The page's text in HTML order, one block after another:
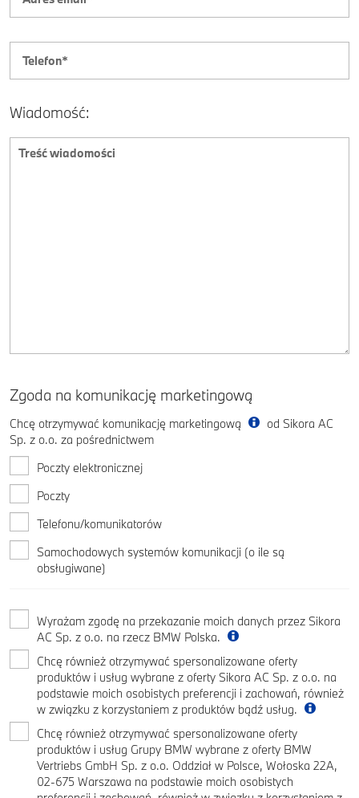
Wiadomość:
Zgoda na komunikację marketingową
Chcę otrzymywać komunikację marketingową
od Sikora AC
Sp. z o.o. za pośrednictwem
Poczty elektronicznej
Poczty
Telefonu/komunikatorów
Samochodowych systemów komunikacji (o ile są
obsługiwane)
Wyrażam zgodę na przekazanie moich danych przez Sikora
AC Sp. z o.o. na rzecz BMW Polska.
Chcę również otrzymywać spersonalizowane oferty
produktów i usług wybrane z oferty Sikora AC Sp. z o.o. na
podstawie moich osobistych preferencji i zachowań, również
w związku z korzystaniem z produktów bądź usług.
Chcę również otrzymywać spersonalizowane oferty
produktów i usług Grupy BMW wybrane z oferty BMW
Vertriebs GmbH Sp. z o.o. Oddział w Polsce, Wołoska 22A,
02-675 Warszawa na podstawie moich osobistych